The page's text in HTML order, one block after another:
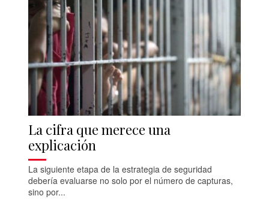
La cifra que merece una
explicación
La siguiente etapa de la estrategia de seguridad
debería evaluarse no solo por el número de capturas,
sino por...